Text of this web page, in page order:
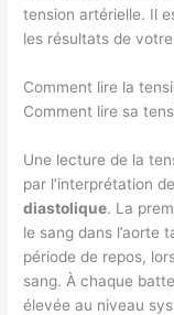
tension artérielle. Il
les résultats de
Comment lire la
Comment lire sa
Une lecture de la
par l’interprétation
diastolique. La
le sang dans l’aorte
période de repos,
sang. À chaque
élevée au niveau